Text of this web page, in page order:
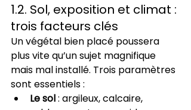
1.2. Sol, exposition et climat :
trois facteurs clés
Un végétal bien placé poussera
plus vite qu’un sujet magnifique
mais mal installé. Trois paramètres
sont essentiels :
Le sol : argileux, calcaire,